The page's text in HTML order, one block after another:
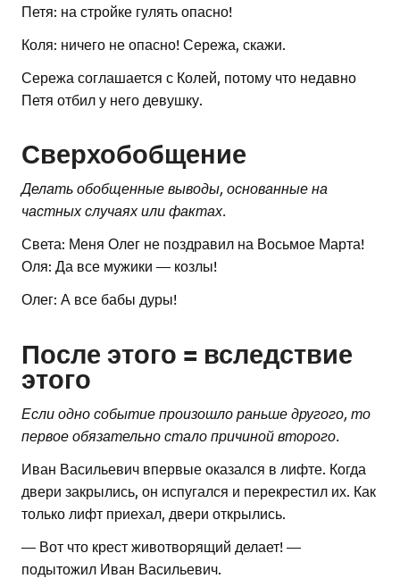
Петя: на стройке гулять опасно!
Коля: ничего не опасно! Сережа, скажи.
Сережа соглашается с Колей, потому что недавно
Петя отбил у него девушку.
Сверхобобщение
Делать обобщенные выводы, основанные на
частных случаях или фактах.
Света: Меня Олег не поздравил на Восьмое Марта!
Оля: Да все мужики — козлы!
Олег: А все бабы дуры!
После этого = вследствие
этого
Если одно событие произошло раньше другого, то
первое обязательно стало причиной второго.
Иван Васильевич впервые оказался в лифте. Когда
двери закрылись, он испугался и перекрестил их. Как
только лифт приехал, двери открылись.
— Вот что крест животворящий делает! —
подытожил Иван Васильевич.